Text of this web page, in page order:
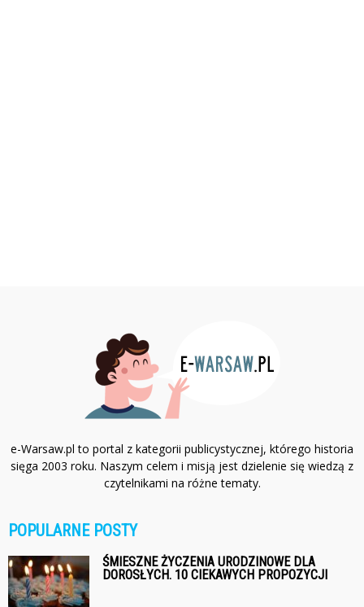
e-Warsaw.pl to portal z kategorii publicystycznej, którego historia
sięga 2003 roku. Naszym celem i misją jest dzielenie się wiedzą z
czytelnikami na różne tematy.
POPULARNE POSTY
ŚMIESZNE ŻYCZENIA URODZINOWE DLA
DOROSŁYCH. 10 CIEKAWYCH PROPOZYCJI